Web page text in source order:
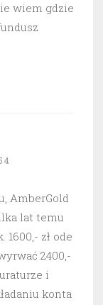
wiem gdzie
AmberGold
lat temu
zł ode
2400,-
i
konta